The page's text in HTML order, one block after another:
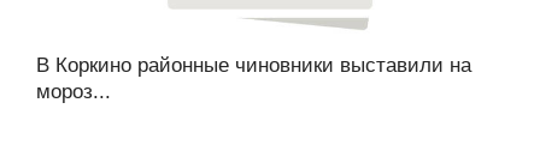
В Коркино районные чиновники выставили на
мороз...